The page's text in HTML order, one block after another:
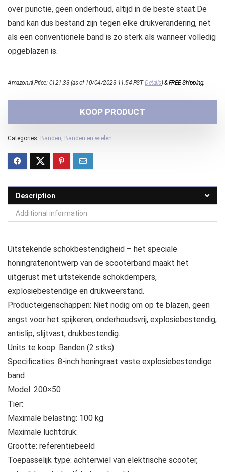
over punctie, geen onderhoud, altijd in de beste staat.De
band kan dus bestand zijn tegen elke drukverandering, net
als een conventionele band is zo sterk als wanneer volledig
opgeblazen is.
Amazon.nl Price:€121.33 (as of 10/04/2023 11:54 PST-Details)&FREE Shipping.
KOOP PRODUCT
Categories: Banden Banden en wielen
Description
Additional information
Uitstekende schokbestendigheid – het speciale
honingratenontwerp van de scooterband maakt het
uitgerust met uitstekende schokdempers,
explosiebestendige en drukweerstand.
Producteigenschappen: Niet nodig om op te blazen, geen
angst voor het spijkeren, onderhoudsvrij, explosiebestendig,
antislip, slijtvast, drukbestendig.
Units te koop: Banden (2 stks)
Specificaties: 8-inch honingraat vaste explosiebestendige
band
Model: 200×50
Tier:
Maximale belasting: 100 kg
Maximale luchtdruk:
Grootte: referentiebeeld
Toepasselijk type: achterwiel van elektrische scooter,